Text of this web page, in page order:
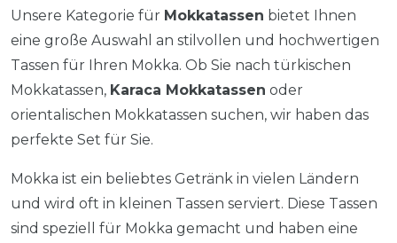
Unsere Kategorie für Mokkatassen bietet Ihnen
eine große Auswahl an stilvollen und hochwertigen
Tassen für Ihren Mokka. Ob Sie nach türkischen
Mokkatassen, Karaca Mokkatassen oder
orientalischen Mokkatassen suchen, wir haben das
perfekte Set für Sie.
Mokka ist ein beliebtes Getränk in vielen Ländern
und wird oft in kleinen Tassen serviert. Diese Tassen
sind speziell für Mokka gemacht und haben eine